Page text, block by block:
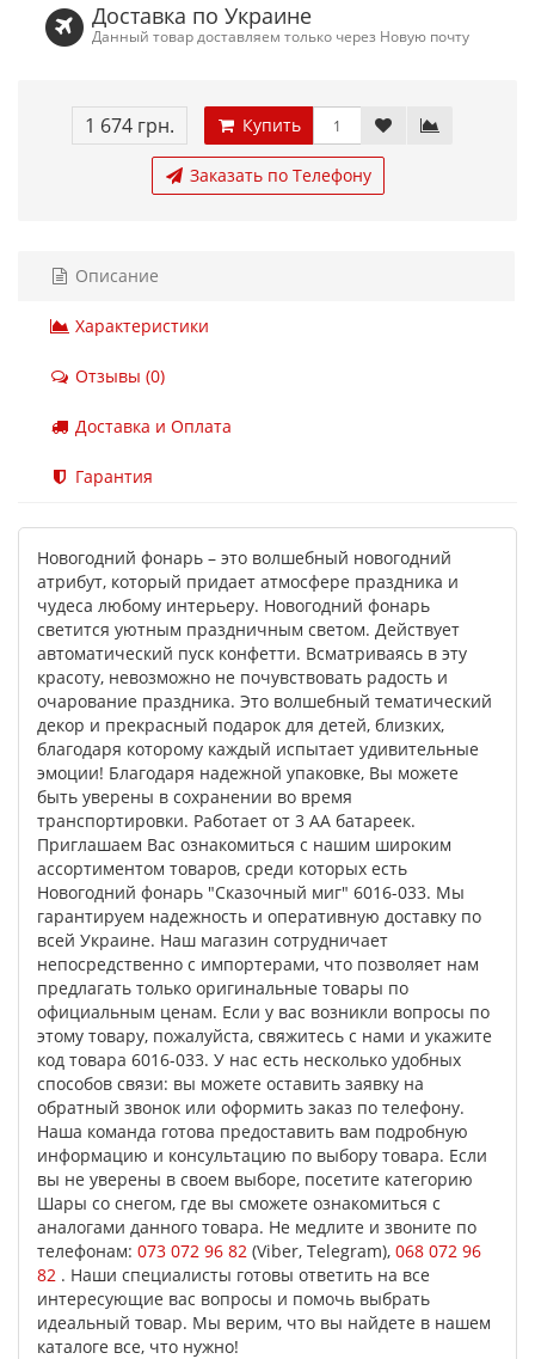
Доставка по Украине
Данный товар доставляем только через Новую почту
1 674 грн. Купить
Заказать по Телефону
Описание
Характеристики
Отзывы (0)
Доставка и Оплата
Гарантия
Новогодний фонарь – это волшебный новогодний
атрибут, который придает атмосфере праздника и
чудеса любому интерьеру. Новогодний фонарь
светится уютным праздничным светом. Действует
автоматический пуск конфетти. Всматриваясь в эту
красоту, невозможно не почувствовать радость и
очарование праздника. Это волшебный тематический
декор и прекрасный подарок для детей, близких,
благодаря которому каждый испытает удивительные
эмоции! Благодаря надежной упаковке, Вы можете
быть уверены в сохранении во время
транспортировки. Работает от 3 АА батареек.
Приглашаем Вас ознакомиться с нашим широким
ассортиментом товаров, среди которых есть
Новогодний фонарь "Сказочный миг" 6016-033. Мы
гарантируем надежность и оперативную доставку по
всей Украине. Наш магазин сотрудничает
непосредственно с импортерами, что позволяет нам
предлагать только оригинальные товары по
официальным ценам. Если у вас возникли вопросы по
этому товару, пожалуйста, свяжитесь с нами и укажите
код товара 6016-033. У нас есть несколько удобных
способов связи: вы можете оставить заявку на
обратный звонок или оформить заказ по телефону.
Наша команда готова предоставить вам подробную
информацию и консультацию по выбору товара. Если
вы не уверены в своем выборе, посетите категорию
Шары со снегом, где вы сможете ознакомиться с
аналогами данного товара. Не медлите и звоните по
телефонам: 073 072 96 82 (Viber, Telegram), 068 072 96
82 . Наши специалисты готовы ответить на все
интересующие вас вопросы и помочь выбрать
идеальный товар. Мы верим, что вы найдете в нашем
каталоге все, что нужно!